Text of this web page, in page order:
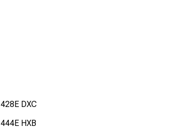
428E DXC
444E HXB